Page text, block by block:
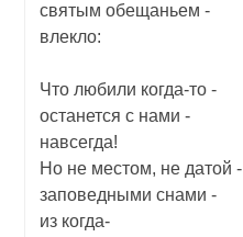
святым обещаньем -
влекло:
Что любили когда-то -
останется с нами -
навсегда!
Но не местом, не датой -
заповедными снами -
из когда-